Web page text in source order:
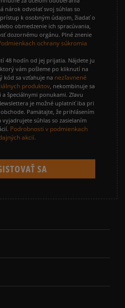
nárok odvolať svoj súhlas so
k osobným údajom, žiadať o
obmedzenie ich spracúvania,
dozornému orgánu. Plné znenie
ochrany súkromia
48 hodín od jej prijatia. Nájdete ju
vám pošleme po kliknutí na
kód sa vzťahuje na nezľavnené
produktov , nekombinuje sa
špeciálnymi ponukami. Zľavu
je možné uplatniť iba pri
Pamätajte, že prihlásením
súhlas so zasielaním
Podrobnosti v podmienkach
akcií.